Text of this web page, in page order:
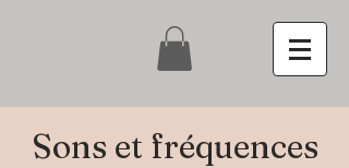
Sons et fréquences